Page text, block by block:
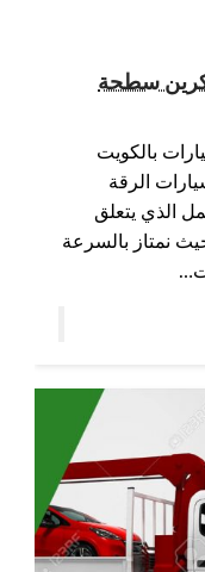
/ ونش كرين سطحة
بالكويت
الرقة
الذي يتعلق
نمتاز بالسرعة